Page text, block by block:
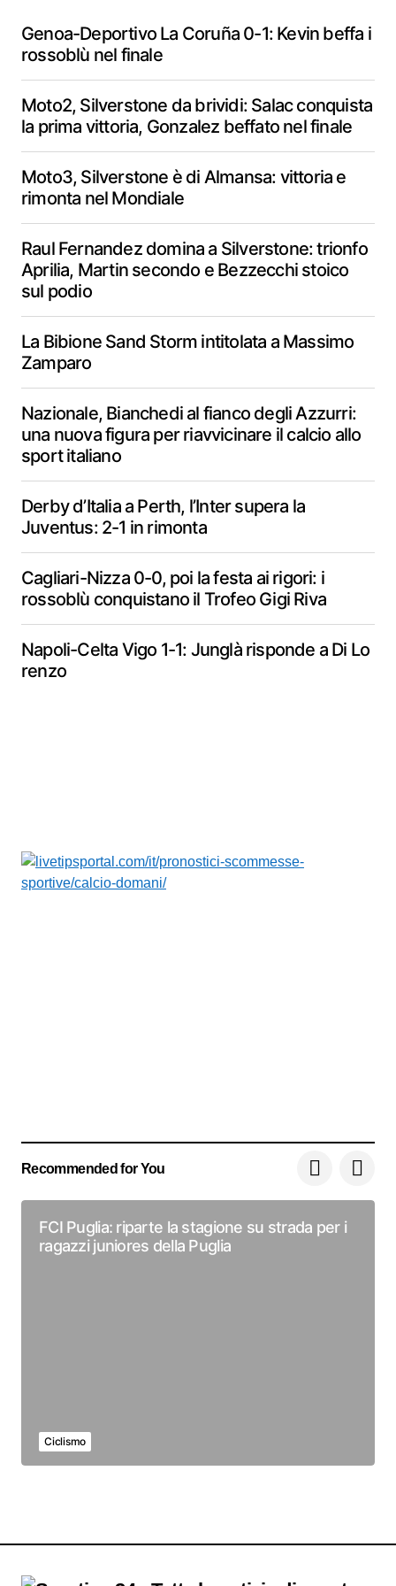
Genoa-Deportivo La Coruña 0-1: Kevin beffa i
rossoblù nel finale
Moto2, Silverstone da brividi: Salac conquista
la prima vittoria, Gonzalez beffato nel finale
Moto3, Silverstone è di Almansa: vittoria e
rimonta nel Mondiale
Raul Fernandez domina a Silverstone: trionfo
Aprilia, Martin secondo e Bezzecchi stoico
sul podio
La Bibione Sand Storm intitolata a Massimo
Zamparo
Nazionale, Bianchedi al fianco degli Azzurri:
una nuova figura per riavvicinare il calcio allo
sport italiano
Derby d’Italia a Perth, l’Inter supera la
Juventus: 2-1 in rimonta
Cagliari-Nizza 0-0, poi la festa ai rigori: i
rossoblù conquistano il Trofeo Gigi Riva
Napoli-Celta Vigo 1-1: Junglà risponde a Di Lo
renzo
Recommended for You
FCI Puglia: riparte la stagione su strada per i
ragazzi juniores della Puglia
Ciclismo